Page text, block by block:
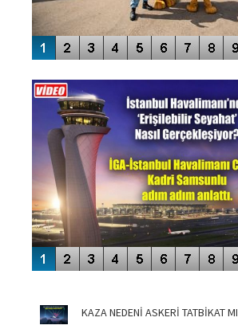
ENGELLERİN AŞILDIĞI HAVALİMANI
KAZA NEDENİ ASKERİ TATBİKAT MI